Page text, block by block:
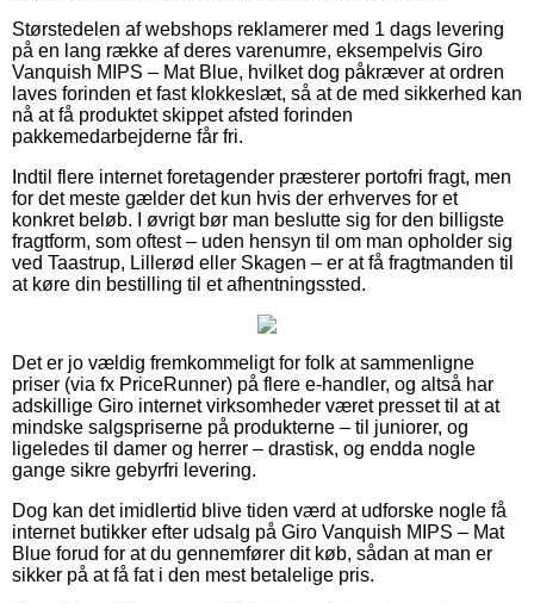
Størstedelen af webshops reklamerer med 1 dags levering
på en lang række af deres varenumre, eksempelvis Giro
Vanquish MIPS – Mat Blue, hvilket dog påkræver at ordren
laves forinden et fast klokkeslæt, så at de med sikkerhed kan
nå at få produktet skippet afsted forinden
pakkemedarbejderne får fri.
Indtil flere internet foretagender præsterer portofri fragt, men
for det meste gælder det kun hvis der erhverves for et
konkret beløb. I øvrigt bør man beslutte sig for den billigste
fragtform, som oftest – uden hensyn til om man opholder sig
ved Taastrup, Lillerød eller Skagen – er at få fragtmanden til
at køre din bestilling til et afhentningssted.
Det er jo vældig fremkommeligt for folk at sammenligne
priser (via fx PriceRunner) på flere e-handler, og altså har
adskillige Giro internet virksomheder været presset til at at
mindske salgspriserne på produkterne – til juniorer, og
ligeledes til damer og herrer – drastisk, og endda nogle
gange sikre gebyrfri levering.
Dog kan det imidlertid blive tiden værd at udforske nogle få
internet butikker efter udsalg på Giro Vanquish MIPS – Mat
Blue forud for at du gennemfører dit køb, sådan at man er
sikker på at få fat i den mest betalelige pris.